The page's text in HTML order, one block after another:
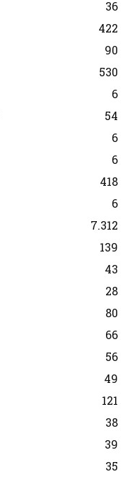
36
422
90
530
6
54
6
6
418
6
7.312
139
43
28
80
66
56
49
121
38
39
35